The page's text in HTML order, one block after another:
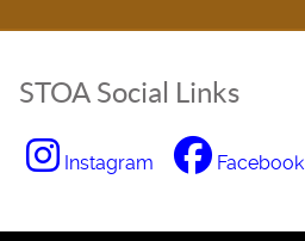
STOA Social Links
Instagram Facebook